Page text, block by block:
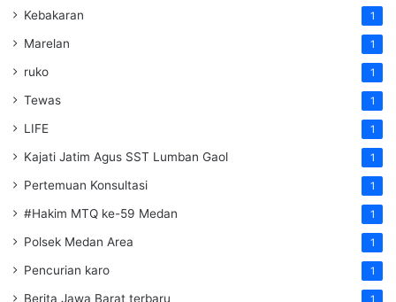
Kebakaran 1
Marelan 1
ruko 1
Tewas 1
LIFE 1
Kajati Jatim Agus SST Lumban Gaol 1
Pertemuan Konsultasi 1
#Hakim MTQ ke-59 Medan 1
Polsek Medan Area 1
Pencurian karo 1
Berita Jawa Barat terbaru 1